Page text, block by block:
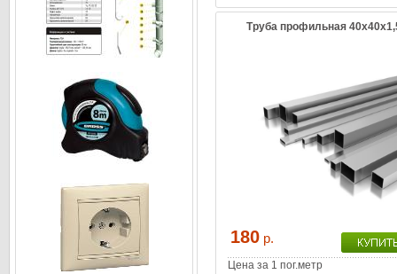
Труба профильная
180 р.
Цена за 1 пог.метр